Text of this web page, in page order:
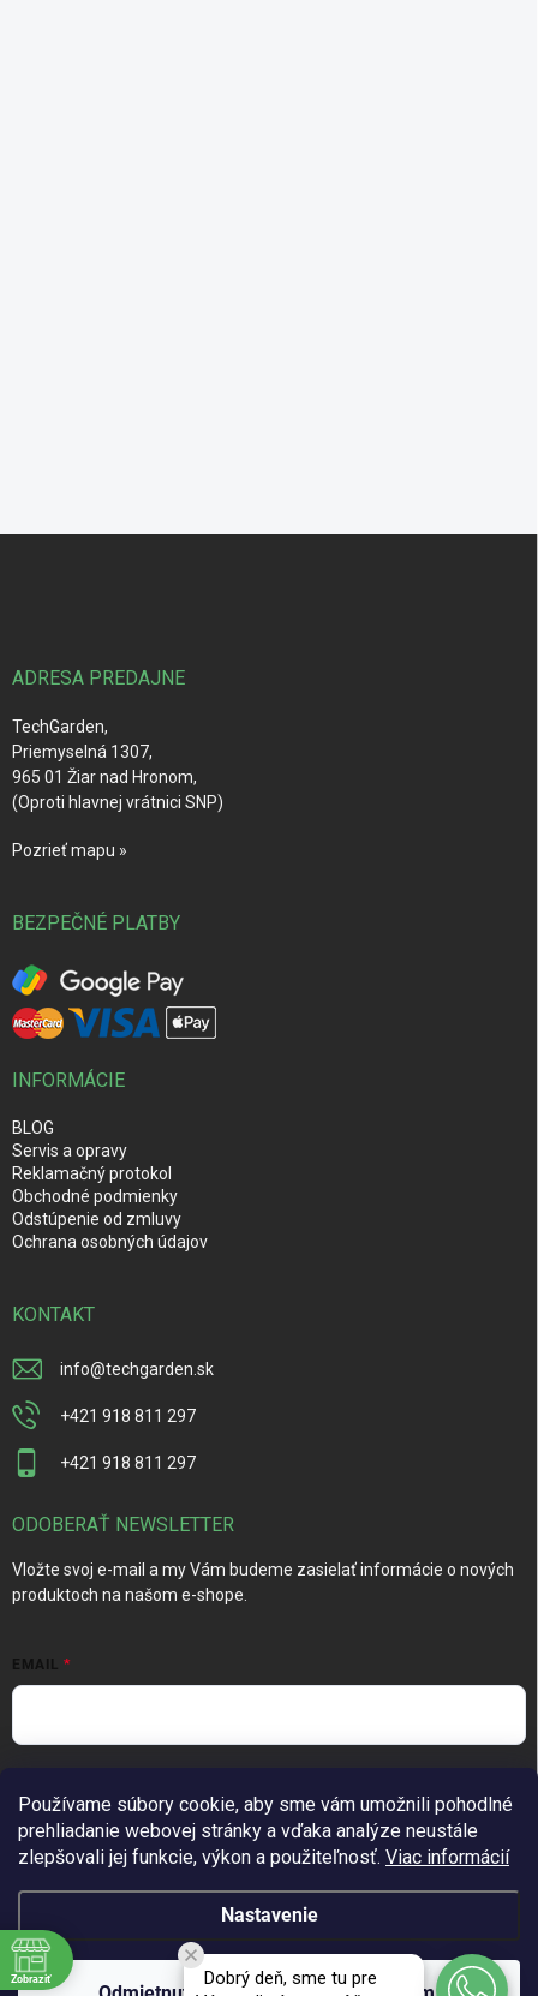
Používame súbory cookie, aby sme vám umožnili pohodlné
prehliadanie webovej stránky a vďaka analýze neustále
zlepšovali jej funkcie, výkon a použiteľnosť. Viac informácií
Nastavenie
ADRESA PREDAJNE
TechGarden,
Priemyselná 1307,
965 01 Žiar nad Hronom,
(Oproti hlavnej vrátnici SNP)
Pozrieť mapu »
BEZPEČNÉ PLATBY
INFORMÁCIE
BLOG
Servis a opravy
Reklamačný protokol
Obchodné podmienky
Odstúpenie od zmluvy
Ochrana osobných údajov
KONTAKT
info@techgarden.sk
+421 918 811 297
+421 918 811 297
ODOBERAŤ NEWSLETTER
Vložte svoj e-mail a my Vám budeme zasielať informácie o nových
produktoch na našom e-shope.
EMAIL
údajov
Prihlásiť sa
Copyright 2026TechGarden.sk . Všetky práva vyhradené.Upraviť
nastavenie cookies
Dobrý deň, sme tu pre
Zobraziť